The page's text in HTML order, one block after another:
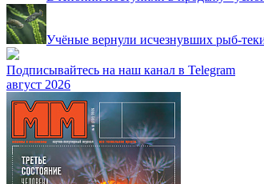
Учёные вернули исчезнувших рыб-
Подписывайтесь на наш канал в Telegram
август 2026